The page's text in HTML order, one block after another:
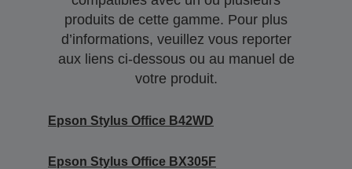
produits de cette gamme. Pour plus
d’informations, veuillez vous reporter
aux liens ci-dessous ou au manuel de
votre produit.
Epson Stylus Office B42WD
Epson Stylus Office BX305F